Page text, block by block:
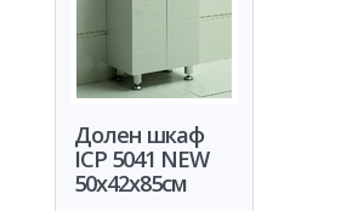
Долен шкаф
ICP 5041 NEW
50x42x85см